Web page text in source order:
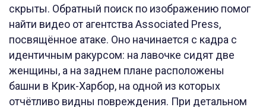
скрыты. Обратный поиск по изображению помог
найти видео от агентства Associated Press,
посвящённое атаке. Оно начинается с кадра с
идентичным ракурсом: на лавочке сидят две
женщины, а на заднем плане расположены
башни в Крик-Харбор, на одной из которых
отчётливо видны повреждения. При детальном